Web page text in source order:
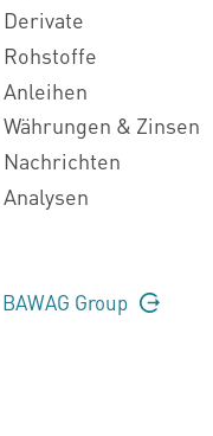
Derivate
Rohstoffe
Anleihen
Währungen & Zinsen
Nachrichten
Analysen
BAWAG Group